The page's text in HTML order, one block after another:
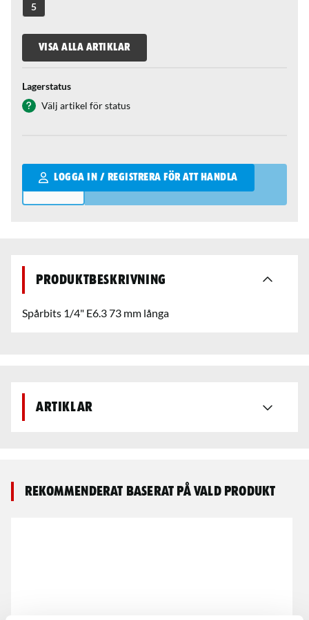
5
VISA ALLA ARTIKLAR
Lagerstatus
Välj artikel för status
LOGGA IN / REGISTRERA FÖR ATT HANDLA
Qantity
Produktbeskrivning
Spårbits 1/4" E6.3 73 mm långa
Artiklar
Rekommenderat baserat på vald produkt